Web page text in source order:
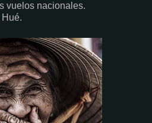
vuelos nacionales.